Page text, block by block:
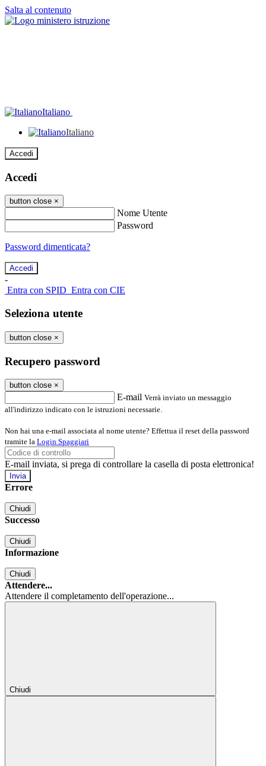
Salta al contenuto
Italiano
Italiano
Accedi
Accedi
button close ×
Nome Utente
Password
Password dimenticata?
-
Entra con SPID Entra con CIE
Seleziona utente
button close ×
Recupero password
button close ×
E-mail Verrà inviato un messaggio
all'indirizzo indicato con le istruzioni necessarie.
Non hai una e-mail associata al nome utente? Effettua il reset della password
tramite la Login Spaggiari
E-mail inviata, si prega di controllare la casella di posta elettronica!
Errore
Chiudi
Successo
Chiudi
Informazione
Chiudi
Attendere...
Attendere il completamento dell'operazione...
Chiudi